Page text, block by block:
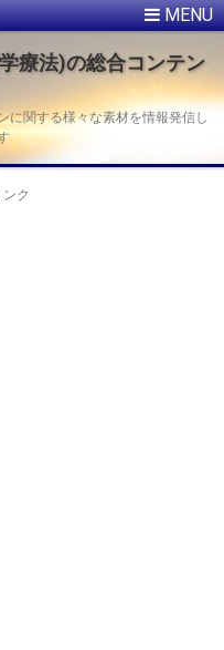
療法)の総合コンテン
に関する様々な素材を情報発信し
ク